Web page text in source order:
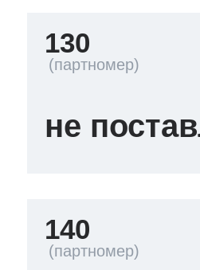
130
не
140